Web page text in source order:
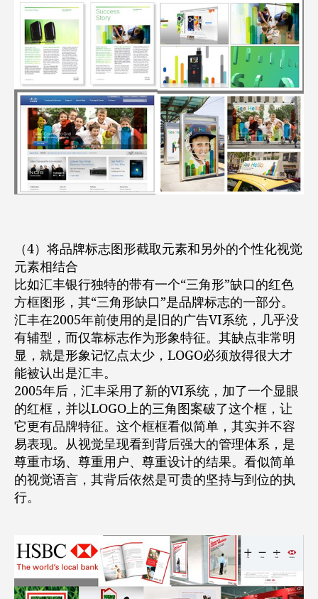
（4）将品牌标志图形截取元素和另外的个性化视觉
元素相结合
比如汇丰银行独特的带有一个“三角形”缺口的红色
方框图形，其“三角形缺口”是品牌标志的一部分。
汇丰在2005年前使用的是旧的广告VI系统，几乎没
有辅型，而仅靠标志作为形象特征。其缺点非常明
显，就是形象记忆点太少，LOGO必须放得很大才
能被认出是汇丰。
2005年后，汇丰采用了新的VI系统，加了一个显眼
的红框，并以LOGO上的三角图案破了这个框，让
它更有品牌特征。这个框框看似简单，其实并不容
易表现。从视觉呈现看到背后强大的管理体系，是
尊重市场、尊重用户、尊重设计的结果。看似简单
的视觉语言，其背后依然是可贵的坚持与到位的执
行。